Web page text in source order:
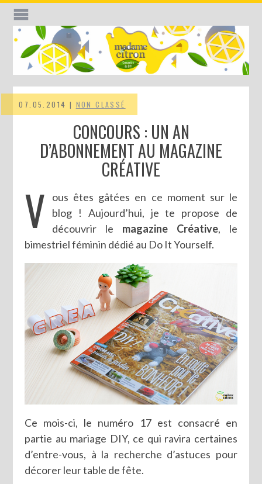
07.05.2014 | NON CLASSÉ
CONCOURS : UN AN
D’ABONNEMENT AU MAGAZINE
CRÉATIVE
V
ous êtes gâtées en ce moment sur le
blog ! Aujourd’hui, je te propose de
découvrir le magazine Créative, le
bimestriel féminin dédié au Do It Yourself.
Ce mois-ci, le numéro 17 est consacré en
partie au mariage DIY, ce qui ravira certaines
d’entre-vous, à la recherche d’astuces pour
décorer leur table de fête.